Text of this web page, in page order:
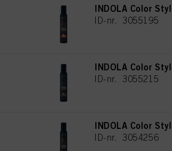
INDOLA Color
ID-nr. 3055195
INDOLA Color
ID-nr. 3055215
INDOLA Color
ID-nr. 3054256